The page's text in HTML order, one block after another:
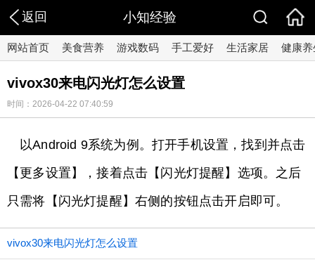
返回 小知经验
网站首页 美食营养 游戏数码 手工爱好 生活家居 健康养
vivox30来电闪光灯怎么设置
时间：2026-04-22 07:40:59
以Android 9系统为例。打开手机设置，找到并点击
【更多设置】，接着点击【闪光灯提醒】选项。之后
只需将【闪光灯提醒】右侧的按钮点击开启即可。
vivox30来电闪光灯怎么设置